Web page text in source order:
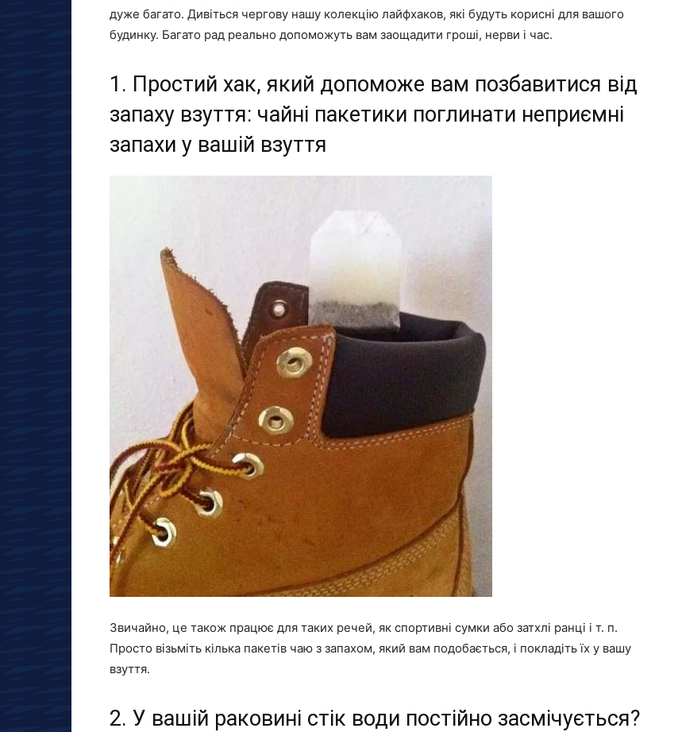
дуже багато. Дивіться чергову нашу колекцію лайфхаков, які будуть корисні для вашого
будинку. Багато рад реально допоможуть вам заощадити гроші, нерви і час.
1. Простий хак, який допоможе вам позбавитися від
запаху взуття: чайні пакетики поглинати неприємні
запахи у вашій взуття
Звичайно, це також працює для таких речей, як спортивні сумки або затхлі ранці і т. п.
Просто візьміть кілька пакетів чаю з запахом, який вам подобається, і покладіть їх у вашу
взуття.
2. У вашій раковині стік води постійно засмічується?